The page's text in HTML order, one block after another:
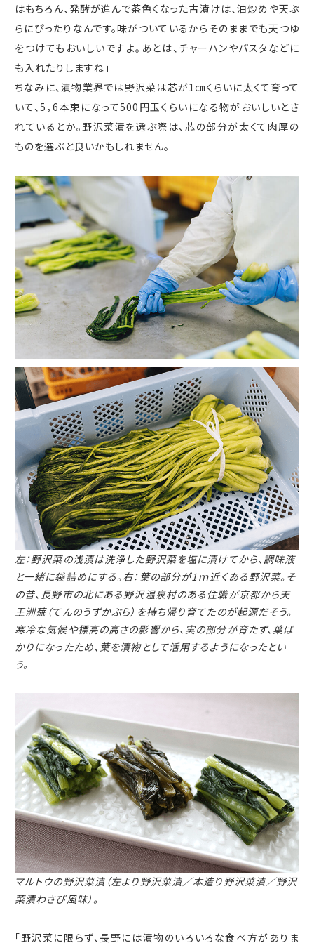
はもちろん、発酵が進んで茶色くなった古漬けは、油炒めや天ぷ
らにぴったりなんです。味がついているからそのままでも天つゆ
をつけてもおいしいですよ。あとは、チャーハンやパスタなどに
も入れたりしますね」
ちなみに、漬物業界では野沢菜は芯が1 ㎝くらいに太くて育って
いて、5 ，6本束になって500円玉くらいになる物がおいしいとさ
れているとか。野沢菜漬を選ぶ際は、芯の部分が太くて肉厚の
ものを選ぶと良いかもしれません。
左：野沢菜の浅漬は洗浄した野沢菜を塩に漬けてから、調味液
と一緒に袋詰めにする。右：葉の部分が1ｍ近くある野沢菜。 そ
の昔、長野市の北にある野沢温泉村のある住職が京都から天
王洲蕪（てんのうずかぶら）を持ち帰り育てたのが起源だそう。
寒冷な気候や標高の高さの影響から、実の部分が育たず、葉ば
かりになったため、 葉を漬物として活用するようになったとい
う。
マルトウの野沢菜漬（左より野沢菜漬／本造り野沢菜漬／野沢
菜漬わさび風味）。
「野沢菜に限らず、長野には漬物のいろいろな食べ方がありま